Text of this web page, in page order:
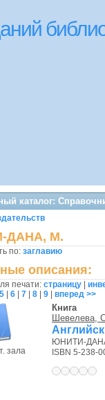
каталог:
ДАНА, М.
по: заглавию
описания:
печати: страницу
5 6 7 8 9 вперед >>
зала
Книга
Шевелева,
ЮНИТИ-
ISBN 5-238-